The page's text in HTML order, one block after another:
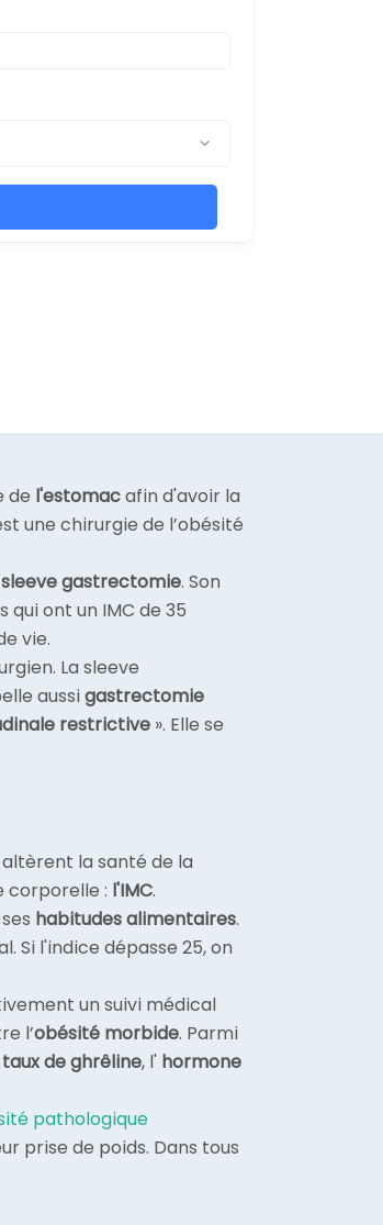
de l'estomacafin d'avoir la
une chirurgie de l’obésité
gastrectomie. Son
ont un IMC de 35
vie.
La sleeve
aussigastrectomie
restrictive ». Elle se
altèrent la santé de la
corporelle : l'IMC.
habitudes alimentaires.
Si l'indice dépasse 25, on
un suivi médical
l’obésité morbide. Parmi
taux de ghrêline, l' hormone
pathologique
prise de poids. Dans tous